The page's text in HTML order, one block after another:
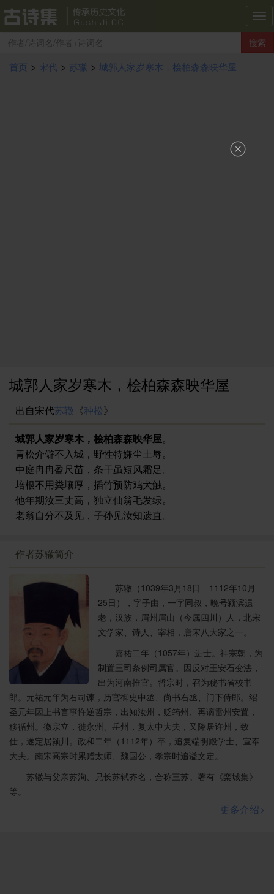
古
诗
集
搜索
首页 > 宋代 > 苏辙 > 城郭人家岁寒木，桧柏森森映华屋
城郭人家岁寒木，桧柏森森映华屋
出自宋代苏辙 《种松》
城郭人家岁寒木，桧柏森森映华屋。
青松介僻不入城，野性特嫌尘土辱。
中庭冉冉盈尺苗，条干虽短风霜足。
培根不用粪壤厚，插竹预防鸡犬触。
他年期汝三丈高，独立仙翁毛发绿。
老翁自分不及见，子孙见汝知遗直。
作者苏辙简介
苏辙（1039年3月18日—1112年10月
25日），字子由，一字同叔，晚号颍滨遗
老，汉族，眉州眉山（今属四川）人，北宋
文学家、诗人、宰相，唐宋八大家之一。
嘉祐二年（1057年）进士。神宗朝，为
制置三司条例司属官。因反对王安石变法，
出为河南推官。哲宗时，召为秘书省校书
郎。元祐元年为右司谏，历官御史中丞、尚书右丞、门下侍郎。绍
圣元年因上书言事忤逆哲宗，出知汝州，贬筠州、再谪雷州安置，
移循州。徽宗立，徙永州、岳州，复太中大夫，又降居许州，致
仕，遂定居颍川。政和二年（1112年）卒，追复端明殿学士、宣奉
大夫。南宋高宗时累赠太师、魏国公，孝宗时追谥文定。
苏辙与父亲苏洵、兄长苏轼齐名，合称三苏。著有《栾城集》
等。
更多介绍>